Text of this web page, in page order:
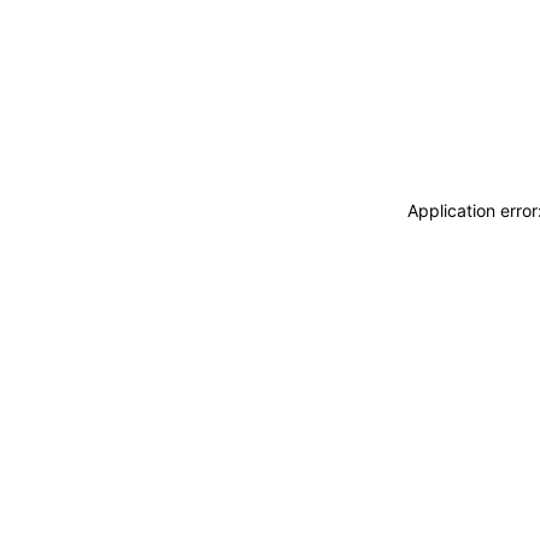
Application